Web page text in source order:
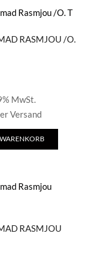
RASMJOU /O.
MwSt.
Versand
RASMJOU